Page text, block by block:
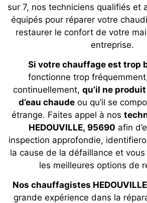
sur 7, nos techniciens qualifiés et
équipés pour réparer votre
restaurer le confort de votre
entreprise.
Si votre chauffage est trop
fonctionne trop
continuellement, qu’il ne
d’eau chaudeou qu’il se
étrange. Faites appel à nos
HEDOUVILLE, 95690 afin
inspection approfondie,
la cause de la défaillance et
les meilleures options de
Nos chauffagistes
grande expérience dans la